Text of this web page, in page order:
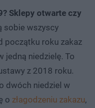
Sklepy otwarte czy
sobie wszyscy
początku roku zakaz
jedną niedzielę. To
z 2018 roku.
dwóch niedziel w
o złagodzeniu zakazu,